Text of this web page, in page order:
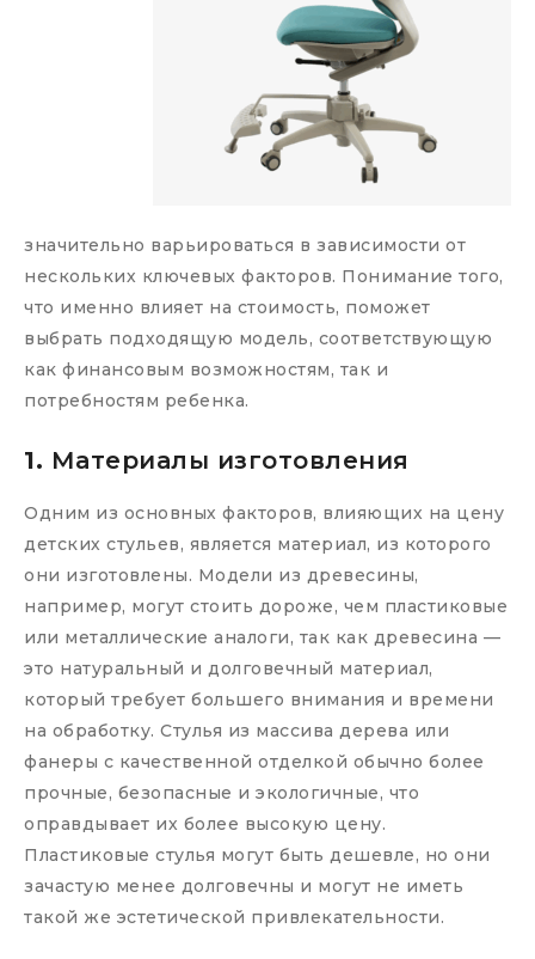
значительно варьироваться в зависимости от
нескольких ключевых факторов. Понимание того,
что именно влияет на стоимость, поможет
выбрать подходящую модель, соответствующую
как финансовым возможностям, так и
потребностям ребенка.
1. Материалы изготовления
Одним из основных факторов, влияющих на цену
детских стульев, является материал, из которого
они изготовлены. Модели из древесины,
например, могут стоить дороже, чем пластиковые
или металлические аналоги, так как древесина —
это натуральный и долговечный материал,
который требует большего внимания и времени
на обработку. Стулья из массива дерева или
фанеры с качественной отделкой обычно более
прочные, безопасные и экологичные, что
оправдывает их более высокую цену.
Пластиковые стулья могут быть дешевле, но они
зачастую менее долговечны и могут не иметь
такой же эстетической привлекательности.